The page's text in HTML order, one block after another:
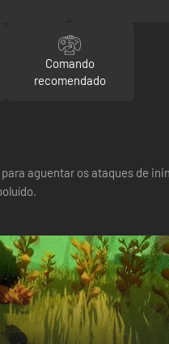
Comando
recomendado
aguentar os ataques de